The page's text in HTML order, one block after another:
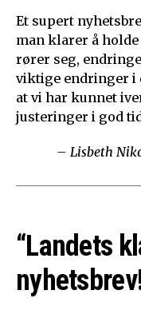
Et supert
man klarer å
rører seg,
viktige endringer i
at vi har kunnet
justeringer i god
– Lisbeth
“Landets